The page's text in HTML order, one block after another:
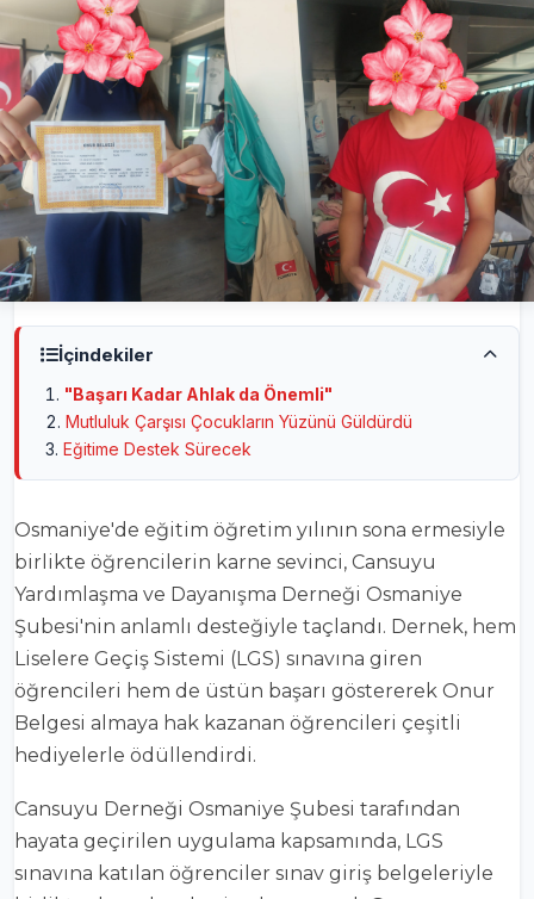
İçindekiler
"Başarı Kadar Ahlak da Önemli"
Mutluluk Çarşısı Çocukların Yüzünü Güldürdü
Eğitime Destek Sürecek
Osmaniye'de eğitim öğretim yılının sona ermesiyle
birlikte öğrencilerin karne sevinci, Cansuyu
Yardımlaşma ve Dayanışma Derneği Osmaniye
Şubesi'nin anlamlı desteğiyle taçlandı. Dernek, hem
Liselere Geçiş Sistemi (LGS) sınavına giren
öğrencileri hem de üstün başarı göstererek Onur
Belgesi almaya hak kazanan öğrencileri çeşitli
hediyelerle ödüllendirdi.
Cansuyu Derneği Osmaniye Şubesi tarafından
hayata geçirilen uygulama kapsamında, LGS
sınavına katılan öğrenciler sınav giriş belgeleriyle